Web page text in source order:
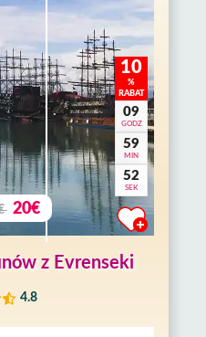
10
%
RABAT
09
GODZ
59
MIN
50
SEK
20€
z Evrenseki
4.8